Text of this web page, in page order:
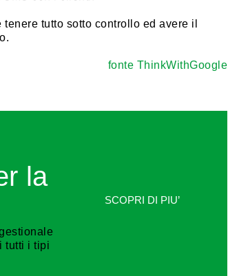
tutto sotto controllo ed avere il
fonte ThinkWithGoogle
la
tutti i tipi
SCOPRI DI PIU’